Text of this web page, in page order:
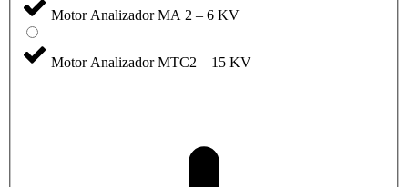
Motor Analizador MA 2 – 6 KV
Motor Analizador MTC2 – 15 KV